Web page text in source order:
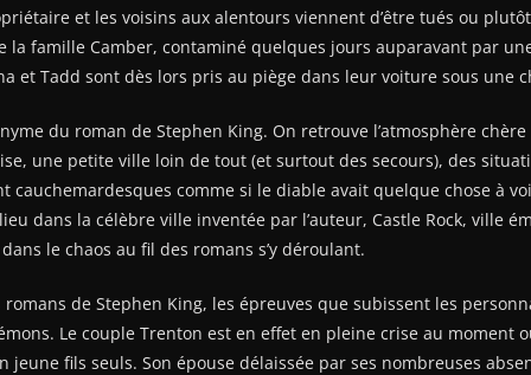
et les voisins aux alentours viennent d’être tués ou
la famille Camber, contaminé quelques jours auparavant par
et Tadd sont dès lors pris au piège dans leur voiture sous une
du roman de Stephen King. On retrouve l’atmosphère
une petite ville loin de tout (et surtout des secours), des
cauchemardesques comme si le diable avait quelque chose à
dans la célèbre ville inventée par l’auteur, Castle Rock, ville
le chaos au fil des romans s’y déroulant.
de Stephen King, les épreuves que subissent les
Le couple Trenton est en effet en pleine crise au moment
jeune fils seuls. Son épouse délaissée par ses nombreuses